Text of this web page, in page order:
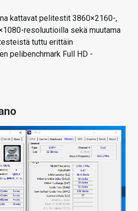
kattavat pelitestit 3860×2160-,
resoluutioilla sekä muutama
tuttu erittäin
pelibenchmark Full HD -